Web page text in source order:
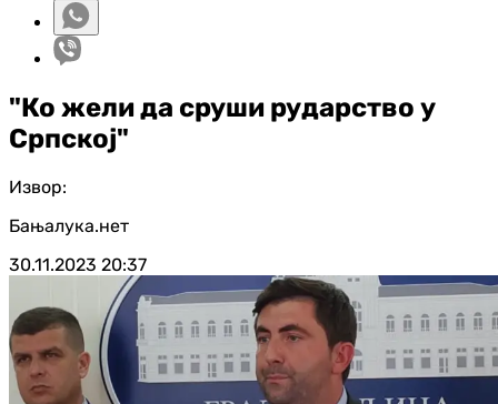
"Ко жели да сруши рударство у
Српској"
Извор:
Бањалука.нет
30.11.2023 20:37